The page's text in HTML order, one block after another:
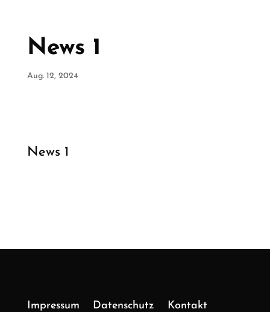
News 1
Aug. 12, 2024
News 1
Impressum Datenschutz Kontakt